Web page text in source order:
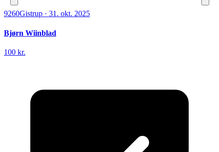
9260Gistrup · 31. okt. 2025
Bjørn Wiinblad
100 kr.